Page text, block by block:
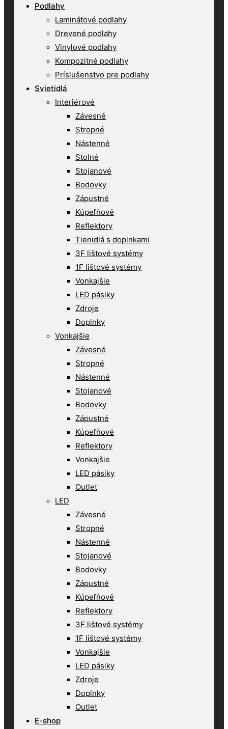
Podlahy
Laminátové podlahy
Drevené podlahy
Vinylové podlahy
Kompozitné podlahy
Príslušenstvo pre podlahy
Svietidlá
Interiérové
Závesné
Stropné
Nástenné
Stolné
Stojanové
Bodovky
Zápustné
Kúpeľňové
Reflektory
Tienidlá s doplnkami
3F lištové systémy
1F lištové systémy
Vonkajšie
LED pásiky
Zdroje
Doplnky
Vonkajšie
Závesné
Stropné
Nástenné
Stojanové
Bodovky
Zápustné
Kúpeľňové
Reflektory
Vonkajšie
LED pásiky
Outlet
LED
Závesné
Stropné
Nástenné
Stojanové
Bodovky
Zápustné
Kúpeľňové
Reflektory
3F lištové systémy
1F lištové systémy
Vonkajšie
LED pásiky
Zdroje
Doplnky
Outlet
E-shop